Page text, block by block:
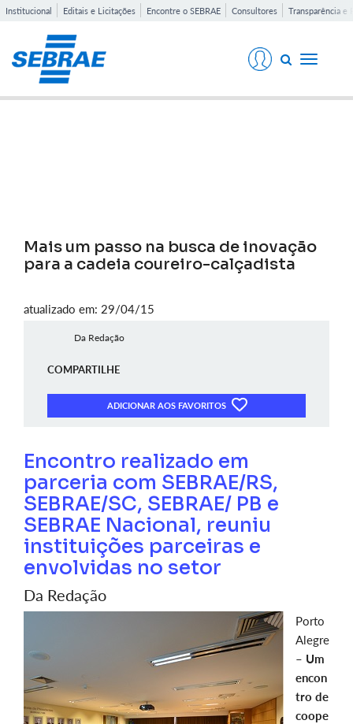
Institucional Editais e Licitações Encontre o SEBRAE Consultores Transparência e
Toggle
Mais um passo na busca de inovação
para a cadeia coureiro-calçadista
atualizado em: 29/04/15
Da Redação
COMPARTILHE
ADICIONAR AOS FAVORITOS
Encontro realizado em
parceria com SEBRAE/RS,
SEBRAE/SC, SEBRAE/ PB e
SEBRAE Nacional, reuniu
instituições parceiras e
envolvidas no setor
Da Redação
Porto
Alegre
– Um
encon
tro de
coope